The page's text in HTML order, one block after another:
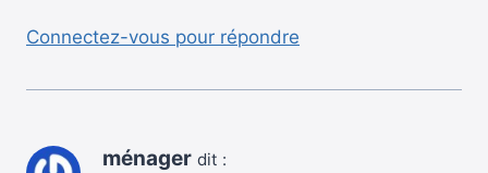
Connectez-vous pour répondre
ménager dit :